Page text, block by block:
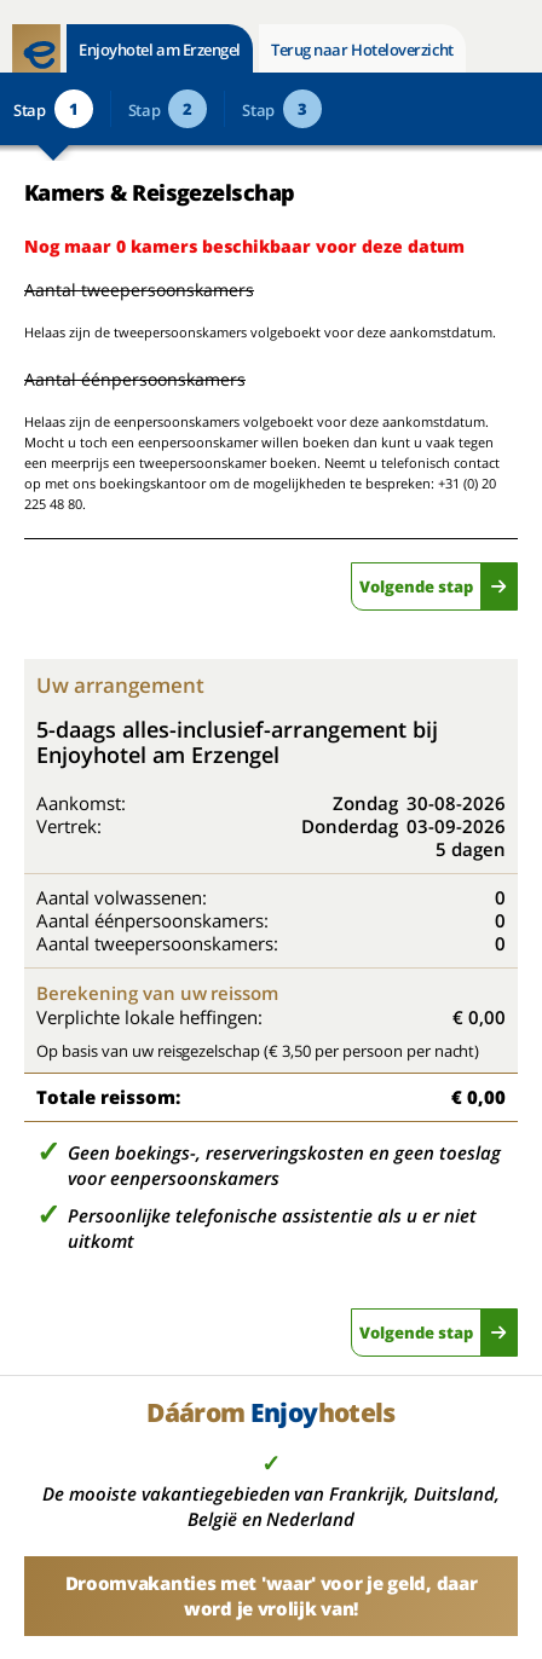
Enjoyhotel am Erzengel Terug naar Hoteloverzicht
Stap 1 Stap 2 Stap 3
Kamers & Reisgezelschap
Nog maar 0 kamers beschikbaar voor deze datum
Aantal tweepersoonskamers
Helaas zijn de tweepersoonskamers volgeboekt voor deze aankomstdatum.
Aantal éénpersoonskamers
Helaas zijn de eenpersoonskamers volgeboekt voor deze aankomstdatum.
Mocht u toch een eenpersoonskamer willen boeken dan kunt u vaak tegen
een meerprijs een tweepersoonskamer boeken. Neemt u telefonisch contact
op met ons boekingskantoor om de mogelijkheden te bespreken: +31 (0) 20
225 48 80.
Volgende stap
Uw arrangement
5-daags alles-inclusief-arrangement bij
Enjoyhotel am Erzengel
Aankomst: Zondag 30-08-2026
Vertrek:
Donderdag 03-09-2026
5 dagen
Aantal volwassenen:
0
Aantal éénpersoonskamers:
0
Aantal tweepersoonskamers:
0
Berekening van uw reissom
Verplichte lokale heffingen:
€ 0,00
Op basis van uw reisgezelschap (€ 3,50 per persoon per nacht)
Totale reissom: € 0,00
Geen boekings-, reserveringskosten en geen toeslag
voor eenpersoonskamers
Persoonlijke telefonische assistentie als u er niet
uitkomt
Volgende stap
Dáárom Enjoyhotels
✓
De mooiste vakantiegebieden van Frankrijk, Duitsland,
België en Nederland
Droomvakanties met 'waar' voor je geld, daar
word je vrolijk van!